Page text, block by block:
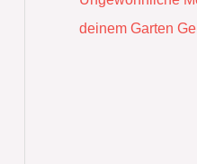
deinem Garten